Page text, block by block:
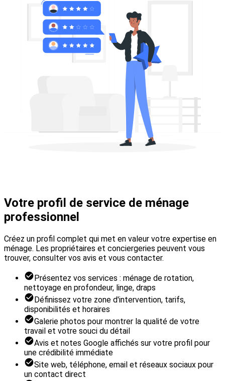
Votre profil de service de ménage
professionnel
Créez un profil complet qui met en valeur votre expertise en
ménage. Les propriétaires et conciergeries peuvent vous
trouver, consulter vos avis et vous contacter.
Présentez vos services : ménage de rotation,
nettoyage en profondeur, linge, draps
Définissez votre zone d'intervention, tarifs,
disponibilités et horaires
Galerie photos pour montrer la qualité de votre
travail et votre souci du détail
Avis et notes Google affichés sur votre profil pour
une crédibilité immédiate
Site web, téléphone, email et réseaux sociaux pour
un contact direct